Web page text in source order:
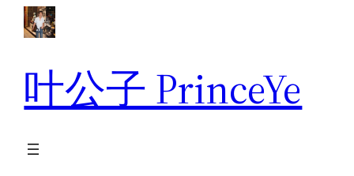
叶公子 PrinceYe